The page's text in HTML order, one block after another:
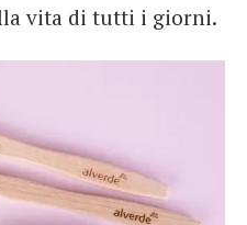
vita di tutti i giorni.